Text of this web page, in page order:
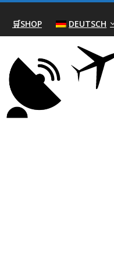
🛒SHOP DEUTSCH